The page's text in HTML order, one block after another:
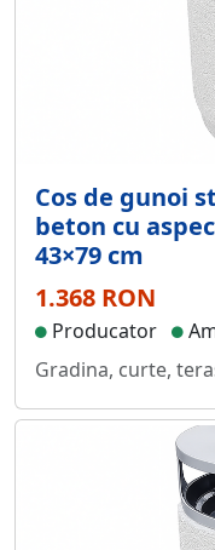
Cos de gunoi
beton cu
43×79 cm
1.368 RON
Producator
Gradina, curte,